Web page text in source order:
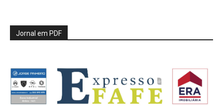
Jornal em PDF